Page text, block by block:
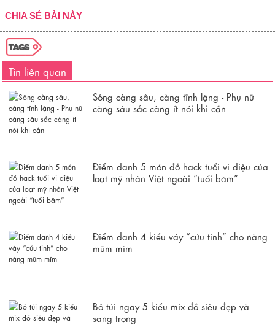
CHIA SẺ BÀI NÀY
Tin liên quan
Sông càng sâu, càng tĩnh lặng - Phụ nữ
càng sâu sắc càng ít nói khi cần
Điểm danh 5 món đồ hack tuổi vi diệu của
loạt mỹ nhân Việt ngoài “tuổi băm”
Điểm danh 4 kiểu váy “cứu tinh” cho nàng
mũm mĩm
Bỏ túi ngay 5 kiểu mix đồ siêu đẹp và
sang trọng